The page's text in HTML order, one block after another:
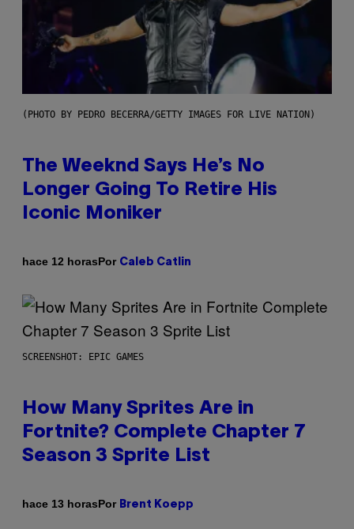
(PHOTO BY PEDRO BECERRA/GETTY IMAGES FOR LIVE NATION)
The Weeknd Says He’s No
Longer Going To Retire His
Iconic Moniker
hace 12 horasPor Caleb Catlin
SCREENSHOT: EPIC GAMES
How Many Sprites Are in
Fortnite? Complete Chapter 7
Season 3 Sprite List
hace 13 horasPor Brent Koepp